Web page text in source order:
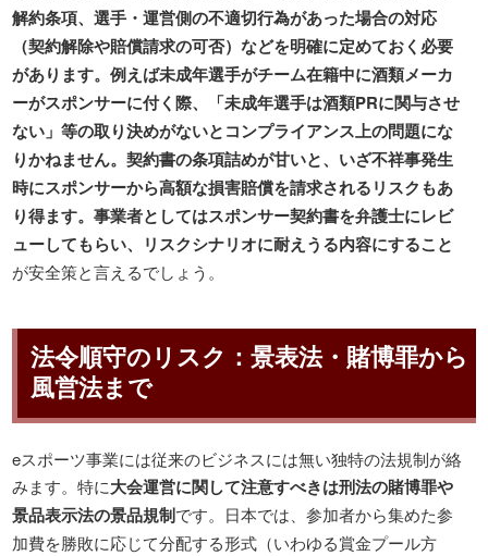
解約条項、選手・運営側の不適切行為があった場合の対応
（契約解除や賠償請求の可否）などを明確に定めておく必要
があります。例えば未成年選手がチーム在籍中に酒類メーカ
ーがスポンサーに付く際、「未成年選手は酒類PRに関与させ
ない」等の取り決めがないとコンプライアンス上の問題にな
りかねません。契約書の条項詰めが甘いと、いざ不祥事発生
時にスポンサーから高額な損害賠償を請求されるリスクもあ
り得ます。事業者としてはスポンサー契約書を弁護士にレビ
ューしてもらい、リスクシナリオに耐えうる内容にすること
が安全策と言えるでしょう。
法令順守のリスク：景表法・賭博罪から
風営法まで
eスポーツ事業には従来のビジネスには無い独特の法規制が絡
みます。特に大会運営に関して注意すべきは刑法の賭博罪や
景品表示法の景品規制です。日本では、参加者から集めた参
加費を勝敗に応じて分配する形式（いわゆる賞金プール方